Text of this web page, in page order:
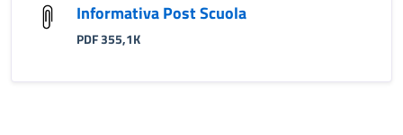
Informativa Post Scuola
PDF 355,1K